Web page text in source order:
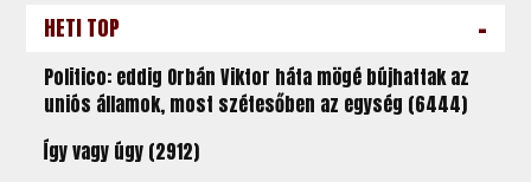
HETI TOP -
Politico: eddig Orbán Viktor háta mögé bújhattak az
uniós államok, most szétesőben az egység (6444)
Így vagy úgy (2912)